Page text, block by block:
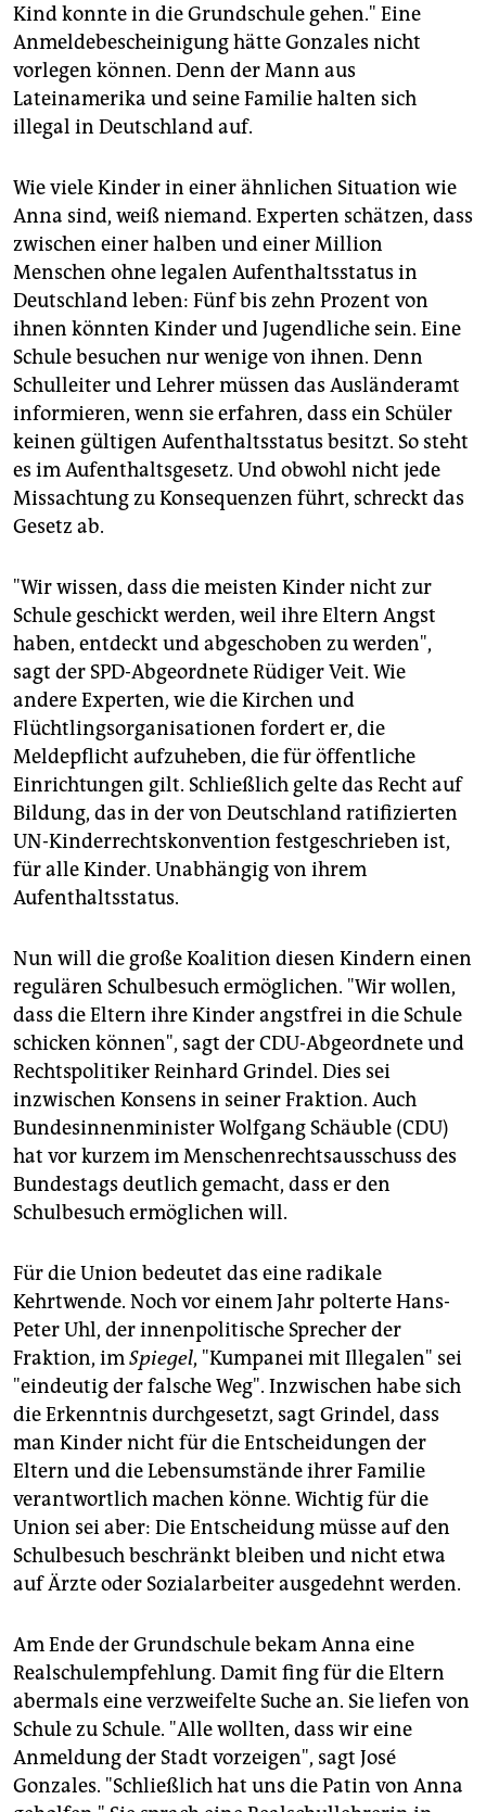
Kind konnte in die Grundschule gehen." Eine
Anmeldebescheinigung hätte Gonzales nicht
vorlegen können. Denn der Mann aus
Lateinamerika und seine Familie halten sich
illegal in Deutschland auf.
Wie viele Kinder in einer ähnlichen Situation wie
Anna sind, weiß niemand. Experten schätzen, dass
zwischen einer halben und einer Million
Menschen ohne legalen Aufenthaltsstatus in
Deutschland leben: Fünf bis zehn Prozent von
ihnen könnten Kinder und Jugendliche sein. Eine
Schule besuchen nur wenige von ihnen. Denn
Schulleiter und Lehrer müssen das Ausländeramt
informieren, wenn sie erfahren, dass ein Schüler
keinen gültigen Aufenthaltsstatus besitzt. So steht
es im Aufenthaltsgesetz. Und obwohl nicht jede
Missachtung zu Konsequenzen führt, schreckt das
Gesetz ab.
"Wir wissen, dass die meisten Kinder nicht zur
Schule geschickt werden, weil ihre Eltern Angst
haben, entdeckt und abgeschoben zu werden",
sagt der SPD-Abgeordnete Rüdiger Veit. Wie
andere Experten, wie die Kirchen und
Flüchtlingsorganisationen fordert er, die
Meldepflicht aufzuheben, die für öffentliche
Einrichtungen gilt. Schließlich gelte das Recht auf
Bildung, das in der von Deutschland ratifizierten
UN-Kinderrechtskonvention festgeschrieben ist,
für alle Kinder. Unabhängig von ihrem
Aufenthaltsstatus.
Nun will die große Koalition diesen Kindern einen
regulären Schulbesuch ermöglichen. "Wir wollen,
dass die Eltern ihre Kinder angstfrei in die Schule
schicken können", sagt der CDU-Abgeordnete und
Rechtspolitiker Reinhard Grindel. Dies sei
inzwischen Konsens in seiner Fraktion. Auch
Bundesinnenminister Wolfgang Schäuble (CDU)
hat vor kurzem im Menschenrechtsausschuss des
Bundestags deutlich gemacht, dass er den
Schulbesuch ermöglichen will.
Für die Union bedeutet das eine radikale
Kehrtwende. Noch vor einem Jahr polterte Hans-
Peter Uhl, der innenpolitische Sprecher der
Fraktion, imSpiegel, "Kumpanei mit Illegalen" sei
"eindeutig der falsche Weg". Inzwischen habe sich
die Erkenntnis durchgesetzt, sagt Grindel, dass
man Kinder nicht für die Entscheidungen der
Eltern und die Lebensumstände ihrer Familie
verantwortlich machen könne. Wichtig für die
Union sei aber: Die Entscheidung müsse auf den
Schulbesuch beschränkt bleiben und nicht etwa
auf Ärzte oder Sozialarbeiter ausgedehnt werden.
Am Ende der Grundschule bekam Anna eine
Realschulempfehlung. Damit fing für die Eltern
abermals eine verzweifelte Suche an. Sie liefen von
Schule zu Schule. "Alle wollten, dass wir eine
Anmeldung der Stadt vorzeigen", sagt José
Gonzales. "Schließlich hat uns die Patin von Anna